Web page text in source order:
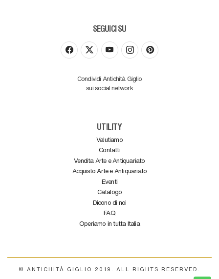
SEGUICI SU
Condividi Antichità Giglio
sui social network
UTILITY
Valutiamo
Contatti
Vendita Arte e Antiquariato
Acquisto Arte e Antiquariato
Eventi
Catalogo
Dicono di noi
FAQ
Operiamo in tutta Italia
© ANTICHITÀ GIGLIO 2019. ALL RIGHTS RESERVED.